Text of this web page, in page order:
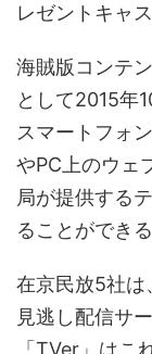
レゼントキャ
海賊版コンテ
として2015年
スマートフォ
やPC上のウェ
局が提供する
ることができる
在京民放5社は
見逃し配信サ
「TVer」はこ